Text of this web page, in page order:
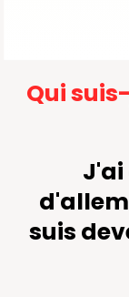
Qui
J'ai
suis